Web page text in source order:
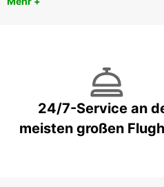
24/7-Service an
meisten großen